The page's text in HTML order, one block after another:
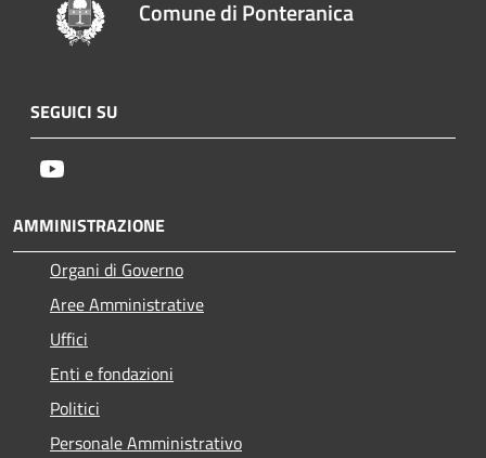
Comune di Ponteranica
SEGUICI SU
AMMINISTRAZIONE
Organi di Governo
Aree Amministrative
Uffici
Enti e fondazioni
Politici
Personale Amministrativo